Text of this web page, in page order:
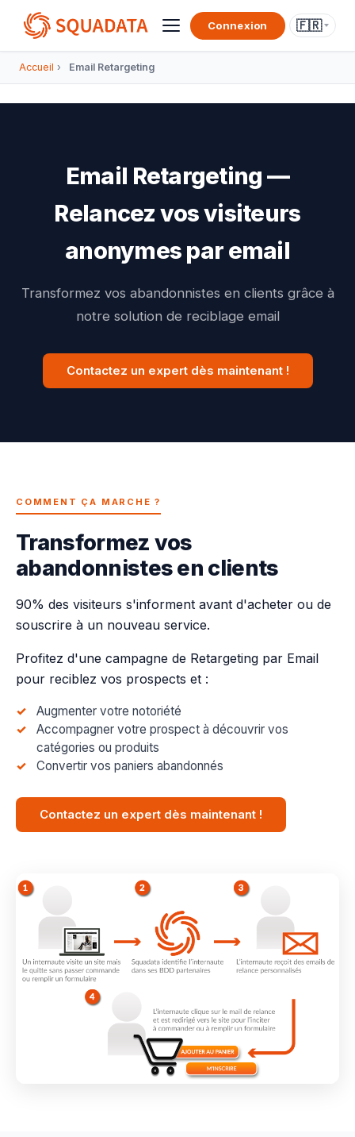
Connexion 🇫🇷
Accueil › Email Retargeting
Email Retargeting —
Relancez vos visiteurs
anonymes par email
Transformez vos abandonnistes en clients grâce à
notre solution de reciblage email
Contactez un expert dès maintenant !
COMMENT ÇA MARCHE ?
Transformez vos
abandonnistes en clients
90% des visiteurs s'informent avant d'acheter ou de
souscrire à un nouveau service.
Profitez d'une campagne de Retargeting par Email
pour reciblez vos prospects et :
Augmenter votre notoriété
Accompagner votre prospect à découvrir vos
catégories ou produits
Convertir vos paniers abandonnés
Contactez un expert dès maintenant !